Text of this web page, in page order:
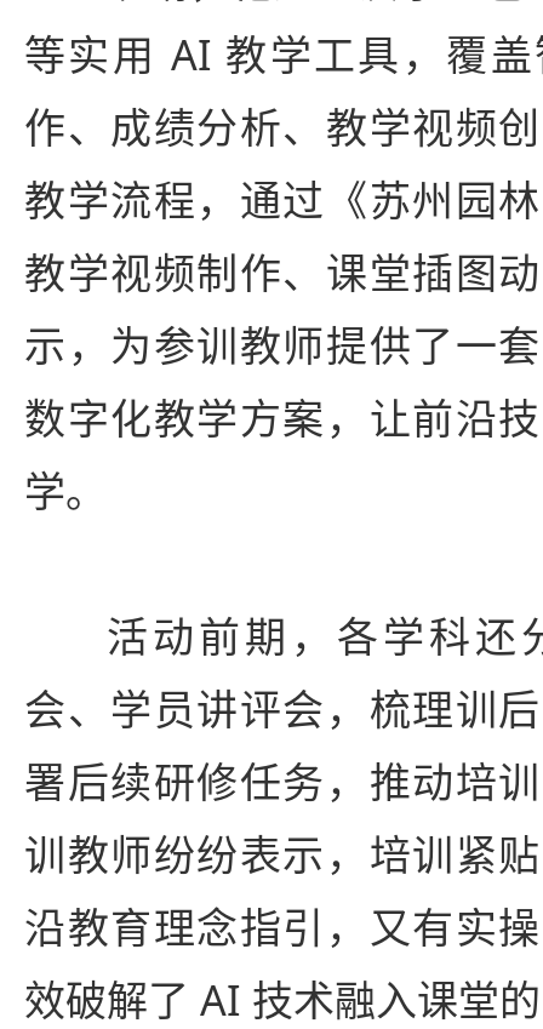
等实用 AI 教学工具，覆
作、成绩分析、教学视频
教学流程，通过《苏州园
教学视频制作、课堂插图
示，为参训教师提供了一
数字化教学方案，让前沿
学。
活动前期，各学科还
会、学员讲评会，梳理训
署后续研修任务，推动培
训教师纷纷表示，培训紧
沿教育理念指引，又有实
效破解了 AI 技术融入课堂